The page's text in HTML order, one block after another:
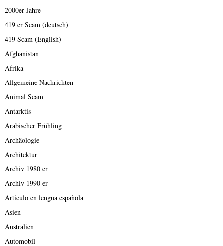
2000er Jahre
419 er Scam (deutsch)
419 Scam (English)
Afghanistan
Afrika
Allgemeine Nachrichten
Animal Scam
Antarktis
Arabischer Frühling
Archäologie
Architektur
Archiv 1980 er
Archiv 1990 er
Artículo en lengua española
Asien
Australien
Automobil